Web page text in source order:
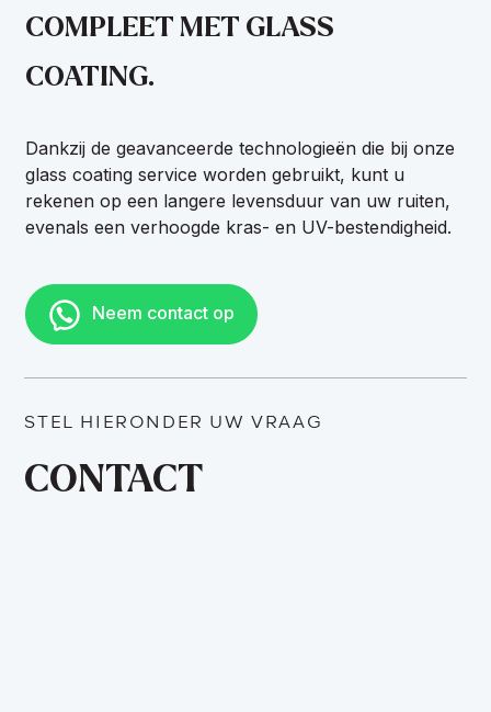
COMPLEET MET GLASS
COATING.
Dankzij de geavanceerde technologieën die bij onze
glass coating service worden gebruikt, kunt u
rekenen op een langere levensduur van uw ruiten,
evenals een verhoogde kras- en UV-bestendigheid.
Neem contact op
STEL HIERONDER UW VRAAG
CONTACT